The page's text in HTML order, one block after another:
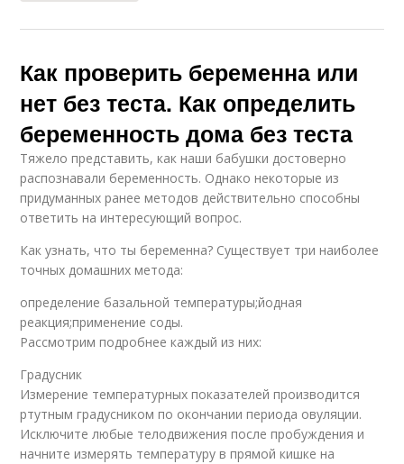
Как проверить беременна или
нет без теста. Как определить
беременность дома без теста
Тяжело представить, как наши бабушки достоверно
распознавали беременность. Однако некоторые из
придуманных ранее методов действительно способны
ответить на интересующий вопрос.
Как узнать, что ты беременна? Существует три наиболее
точных домашних метода:
определение базальной температуры;йодная
реакция;применение соды.
Рассмотрим подробнее каждый из них:
Градусник
Измерение температурных показателей производится
ртутным градусником по окончании периода овуляции.
Исключите любые телодвижения после пробуждения и
начните измерять температуру в прямой кишке на